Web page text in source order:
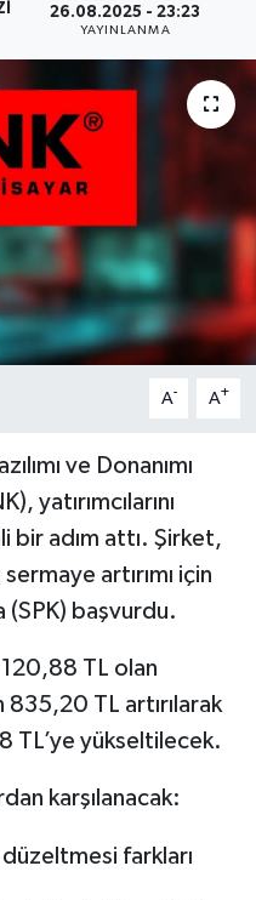
26.08.2025 - 23:23
YAYINLANMA
A- A+
ve Donanımı
yatırımcılarını
bir adım attı. Şirket,
artırımı için
(SPK) başvurdu.
TL olan
TL artırılarak
TL’ye yükseltilecek.
karşılanacak:
farkları